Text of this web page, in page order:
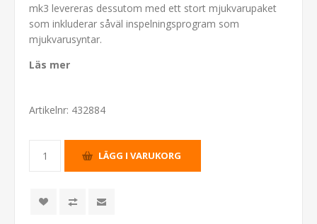
mk3 levereras dessutom med ett stort mjukvarupaket
som inkluderar såväl inspelningsprogram som
mjukvarusyntar.
Läs mer
Artikelnr: 432884